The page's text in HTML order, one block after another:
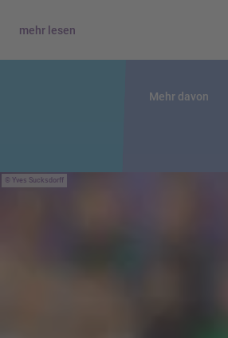
mehr lesen
Mehr davon
Yves Sucksdorff